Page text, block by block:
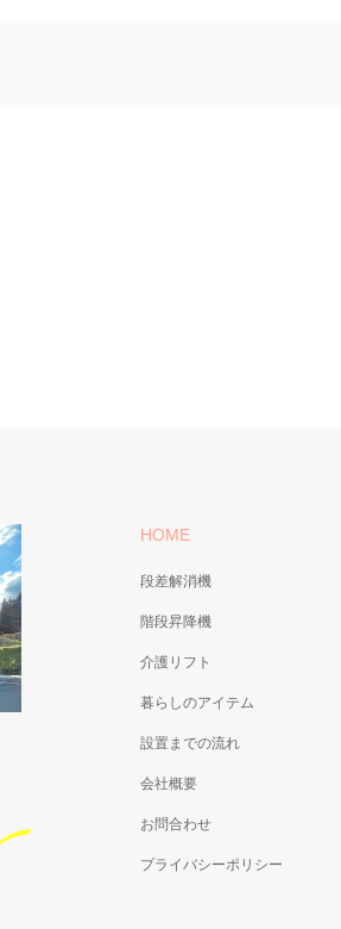
HOME
段差解消機
階段昇降機
介護リフト
暮らしのアイテム
設置までの流れ
会社概要
お問合わせ
プライバシーポリシー